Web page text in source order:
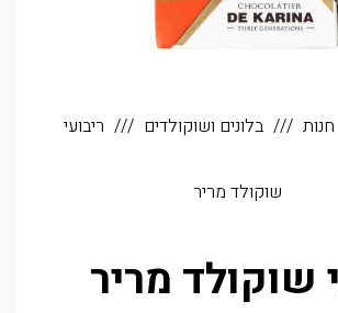
חנות בלונים ושוקולדים ריבועי
שוקולד מריר
שוקולד מריר